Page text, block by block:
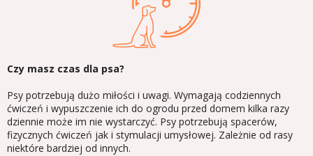
Czy masz czas dla psa?
Psy potrzebują dużo miłości i uwagi. Wymagają codziennych
ćwiczeń i wypuszczenie ich do ogrodu przed domem kilka razy
dziennie może im nie wystarczyć. Psy potrzebują spacerów,
fizycznych ćwiczeń jak i stymulacji umysłowej. Zależnie od rasy
niektóre bardziej od innych.